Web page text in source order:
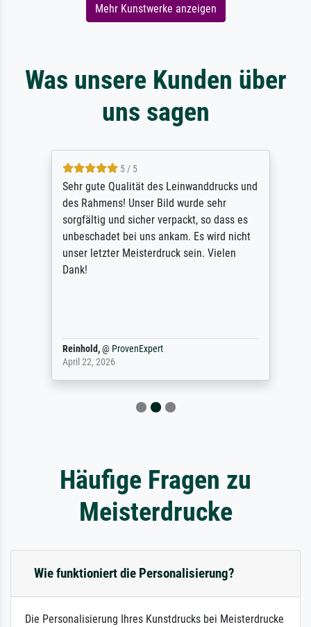
Mehr Kunstwerke anzeigen
Was unsere Kunden über
uns sagen
5 / 5
Sehr gute Qualität des Leinwanddrucks und
des Rahmens! Unser Bild wurde sehr
sorgfältig und sicher verpackt, so dass es
unbeschadet bei uns ankam. Es wird nicht
unser letzter Meisterdruck sein. Vielen
Dank!
Reinhold,@ProvenExpert
April 22, 2026
Häufige Fragen zu
Meisterdrucke
Wie funktioniert die Personalisierung?
Die Personalisierung Ihres Kunstdrucks bei Meisterdrucke